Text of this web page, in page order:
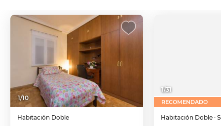
1/10
Habitación Doble
1/31
RECOMENDADO
Habitación Doble ·